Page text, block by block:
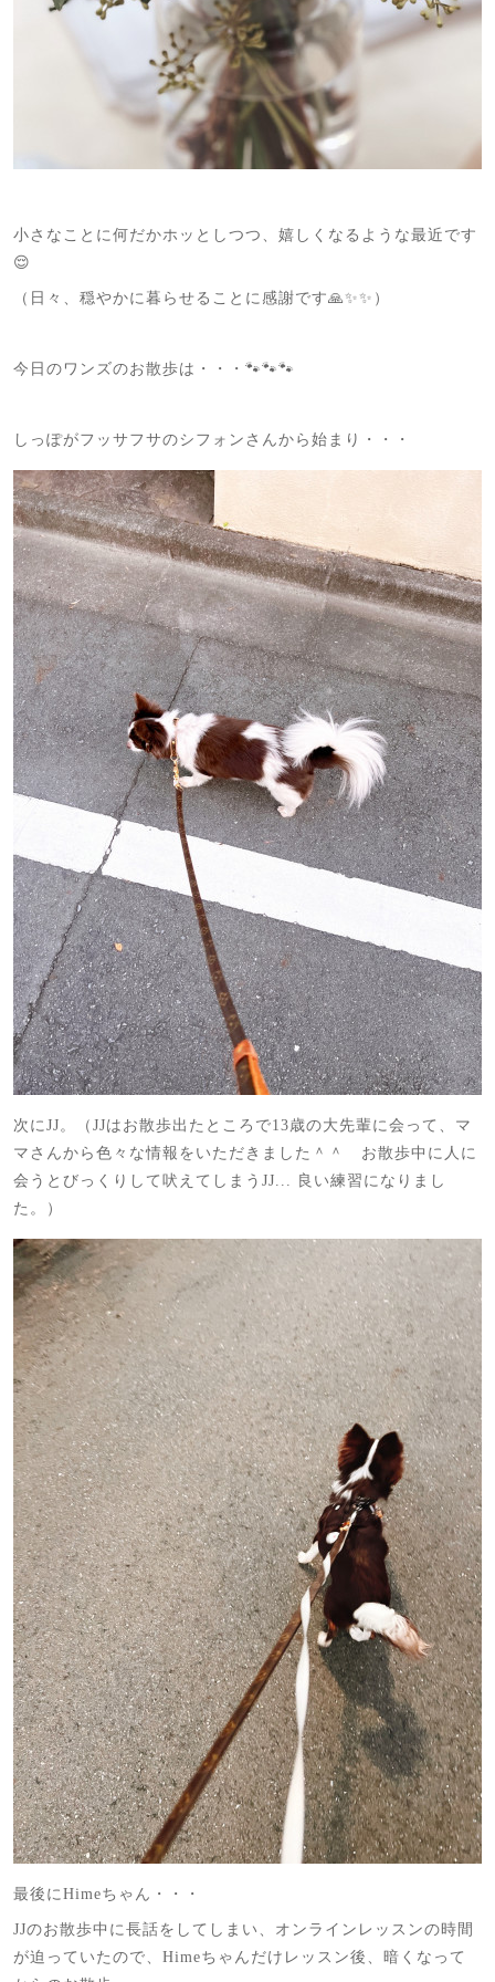
小さなことに何だかホッとしつつ、嬉しくなるような最近です
😌
（日々、穏やかに暮らせることに感謝です🙏✨✨）
今日のワンズのお散歩は・・・🐾🐾🐾
しっぽがフッサフサのシフォンさんから始まり・・・
次にJJ。（JJはお散歩出たところで13歳の大先輩に会って、マ
マさんから色々な情報をいただきました＾＾ お散歩中に人に
会うとびっくりして吠えてしまうJJ... 良い練習になりまし
た。）
最後にHimeちゃん・・・
JJのお散歩中に長話をしてしまい、オンラインレッスンの時間
が迫っていたので、Himeちゃんだけレッスン後、暗くなって